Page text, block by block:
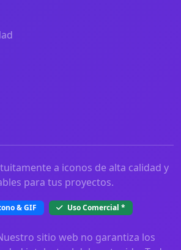
a iconos de alta calidad y
para tus proyectos.
& GIF Uso Comercial *
sitio web no garantiza los